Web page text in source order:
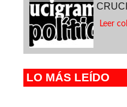
Leer
LO MÁS LEÍDO